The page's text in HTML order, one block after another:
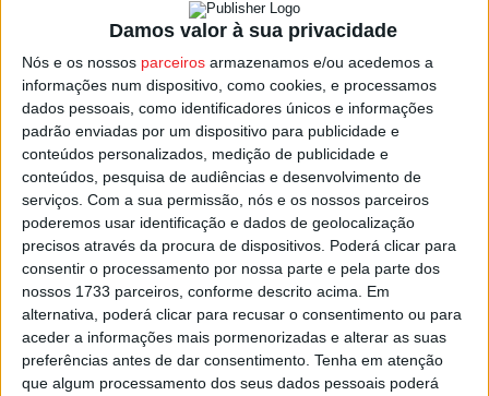
Damos valor à sua privacidade
Nós e os nossos parceiros armazenamos e/ou acedemos a
informações num dispositivo, como cookies, e processamos
dados pessoais, como identificadores únicos e informações
padrão enviadas por um dispositivo para publicidade e
conteúdos personalizados, medição de publicidade e
conteúdos, pesquisa de audiências e desenvolvimento de
serviços. Com a sua permissão, nós e os nossos parceiros
poderemos usar identificação e dados de geolocalização
precisos através da procura de dispositivos. Poderá clicar para
consentir o processamento por nossa parte e pela parte dos
nossos 1733 parceiros, conforme descrito acima. Em
alternativa, poderá clicar para recusar o consentimento ou para
aceder a informações mais pormenorizadas e alterar as suas
preferências antes de dar consentimento. Tenha em atenção
que algum processamento dos seus dados pessoais poderá
entre Académico de Viseu e Feirense, ambos nesta altura
Na próxima jornada, o Académico de Viseu recebe o
Câmara de Lobos, ‘lanterna vermelha’ desta Série Norte,
enquanto o Feirense vai a Chaves.
Qualquer que seja o resultado destes dois jogos, a
subida vai decidir-se na última jornada, com umFeirense
– Académico de Viseu, mas o empate até poderá ser
suficiente para os viseenses.
Contas para conferir após o final da jornada 9.